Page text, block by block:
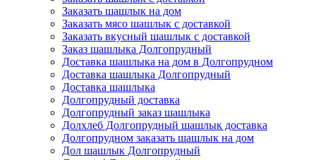
Заказать шашлык на дом
Заказать мясо шашлык с доставкой
Заказать вкусный шашлык с доставкой
Заказ шашлыка Долгопрудный
Доставка шашлыка на дом в Долгопрудном
Доставка шашлыка Долгопрудный
Доставка шашлыка
Долгопрудный доставка
Долгопрудный заказ шашлыка
Долхлеб Долгопрудный шашлык доставка
Долгопрудном заказать шашлык на дом
Дол шашлык Долгопрудный